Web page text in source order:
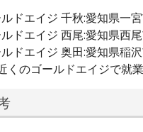
ドエイジ 千秋:愛知県一
ドエイジ 西尾:愛知県西
ドエイジ 奥田:愛知県稲
くのゴールドエイジで就